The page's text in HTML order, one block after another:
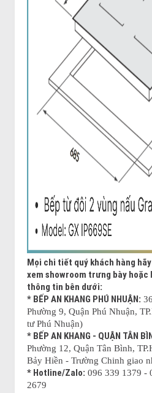
Mọi chi tiết quý khách hàng
xem showroom trưng bày hoặc
thông tin bên dưới:
* BẾP AN KHANG PHÚ NHUẬN:
Phường 9, Quận Phú Nhuận,
tư Phú Nhuận)
* BẾP AN KHANG - QUẬN TÂN
Phường 12, Quận Tân Bình,
Bảy Hiền - Trường Chinh giao
* Hotline/Zalo: 096 339 1379 -
2679